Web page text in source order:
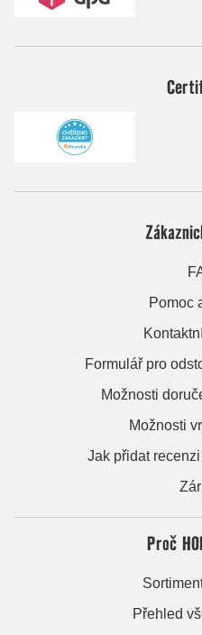
Pomoc
Formulář pro
Možnosti
Možnosti
Jak přidat
Proč
Přehled